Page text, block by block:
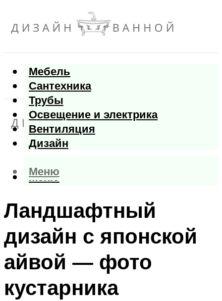
Мебель
Сантехника
Трубы
Освещение и электрика
Вентиляция
Дизайн
Меню
Меню
Ландшафтный
дизайн с японской
айвой — фото
кустарника